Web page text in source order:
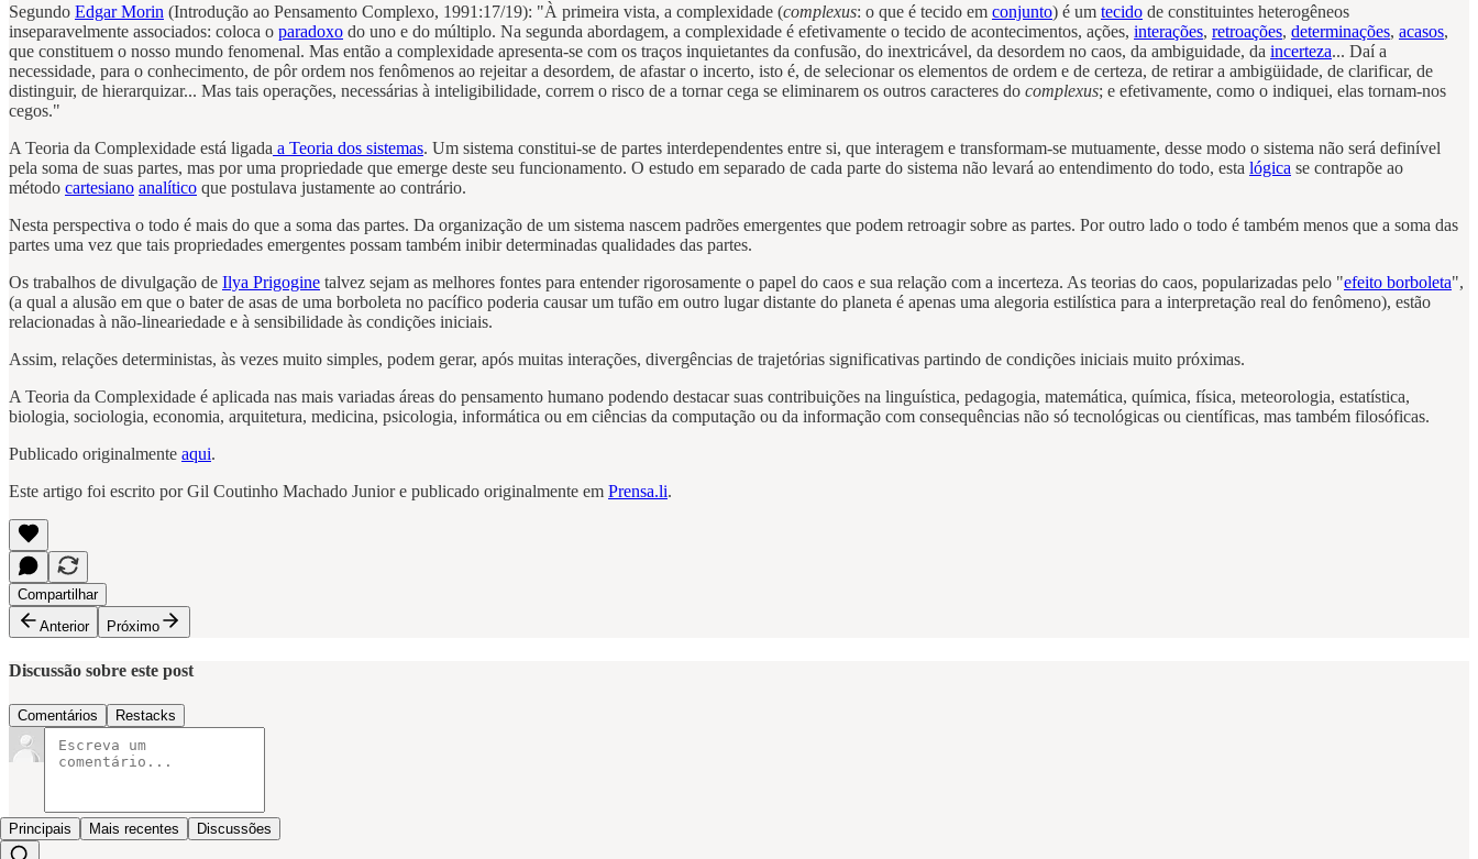
Segundo Edgar Morin (Introdução ao Pensamento Complexo, 1991:17/19): "À primeira vista, a complexidade (complexus: o que é tecido em conjunto) é um tecido de constituintes heterogêneos
inseparavelmente associados: coloca o paradoxo do uno e do múltiplo. Na segunda abordagem, a complexidade é efetivamente o tecido de acontecimentos, ações, interações, retroações, determinações, acasos,
que constituem o nosso mundo fenomenal. Mas então a complexidade apresenta-se com os traços inquietantes da confusão, do inextricável, da desordem no caos, da ambiguidade, da incerteza... Daí a
necessidade, para o conhecimento, de pôr ordem nos fenômenos ao rejeitar a desordem, de afastar o incerto, isto é, de selecionar os elementos de ordem e de certeza, de retirar a ambigüidade, de clarificar, de
distinguir, de hierarquizar... Mas tais operações, necessárias à inteligibilidade, correm o risco de a tornar cega se eliminarem os outros caracteres do complexus; e efetivamente, como o indiquei, elas tornam-nos
cegos."
A Teoria da Complexidade está ligada a Teoria dos sistemas. Um sistema constitui-se de partes interdependentes entre si, que interagem e transformam-se mutuamente, desse modo o sistema não será definível
pela soma de suas partes, mas por uma propriedade que emerge deste seu funcionamento. O estudo em separado de cada parte do sistema não levará ao entendimento do todo, esta lógica se contrapõe ao
método cartesiano analítico que postulava justamente ao contrário.
Nesta perspectiva o todo é mais do que a soma das partes. Da organização de um sistema nascem padrões emergentes que podem retroagir sobre as partes. Por outro lado o todo é também menos que a soma das
partes uma vez que tais propriedades emergentes possam também inibir determinadas qualidades das partes.
Os trabalhos de divulgação de Ilya Prigogine talvez sejam as melhores fontes para entender rigorosamente o papel do caos e sua relação com a incerteza. As teorias do caos, popularizadas pelo "efeito borboleta",
(a qual a alusão em que o bater de asas de uma borboleta no pacífico poderia causar um tufão em outro lugar distante do planeta é apenas uma alegoria estilística para a interpretação real do fenômeno), estão
relacionadas à não-lineariedade e à sensibilidade às condições iniciais.
Assim, relações deterministas, às vezes muito simples, podem gerar, após muitas interações, divergências de trajetórias significativas partindo de condições iniciais muito próximas.
A Teoria da Complexidade é aplicada nas mais variadas áreas do pensamento humano podendo destacar suas contribuições na linguística, pedagogia, matemática, química, física, meteorologia, estatística,
biologia, sociologia, economia, arquitetura, medicina, psicologia, informática ou em ciências da computação ou da informação com consequências não só tecnológicas ou científicas, mas também filosóficas.
Publicado originalmente aqui.
Este artigo foi escrito por Gil Coutinho Machado Junior e publicado originalmente em Prensa.li.
Compartilhar
Anterior
Próximo
Discussão sobre este post
Comentários Restacks
Principais Mais recentes Discussões